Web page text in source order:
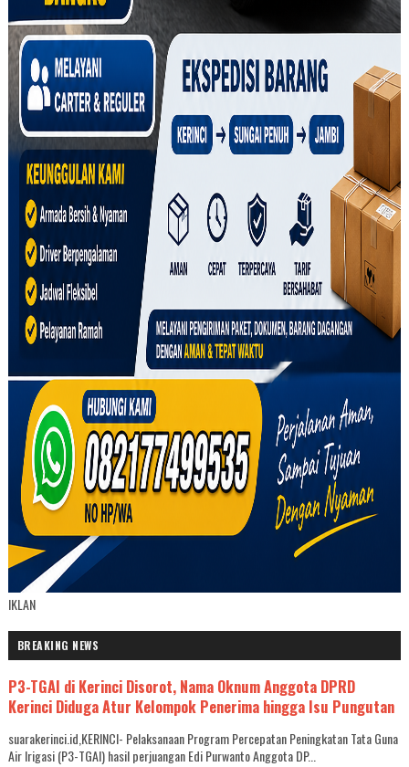
IKLAN
BREAKING NEWS
P3-TGAI di Kerinci Disorot, Nama Oknum Anggota DPRD
Kerinci Diduga Atur Kelompok Penerima hingga Isu Pungutan
suarakerinci.id,KERINCI- Pelaksanaan Program Percepatan Peningkatan Tata Guna
Air Irigasi (P3-TGAI) hasil perjuangan Edi Purwanto Anggota DP...